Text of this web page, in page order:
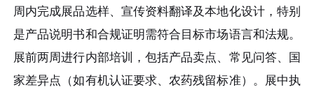
周内完成展品选样、宣传资料翻译及本地化设计，特别
是产品说明书和合规证明需符合目标市场语言和法规。
展前两周进行内部培训，包括产品卖点、常见问答、国
家差异点（如有机认证要求、农药残留标准）。展中执